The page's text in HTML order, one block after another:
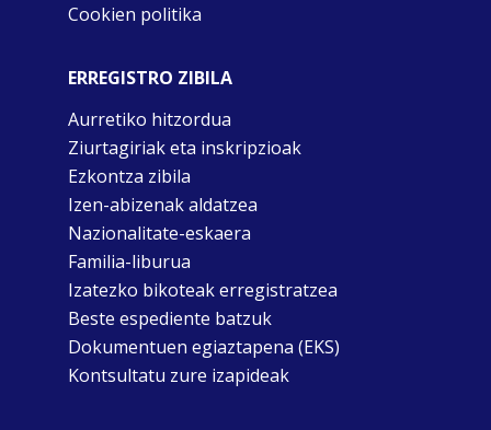
Cookien politika
ERREGISTRO ZIBILA
Aurretiko hitzordua
Ziurtagiriak eta inskripzioak
Ezkontza zibila
Izen-abizenak aldatzea
Nazionalitate-eskaera
Familia-liburua
Izatezko bikoteak erregistratzea
Beste espediente batzuk
Dokumentuen egiaztapena (EKS)
Kontsultatu zure izapideak